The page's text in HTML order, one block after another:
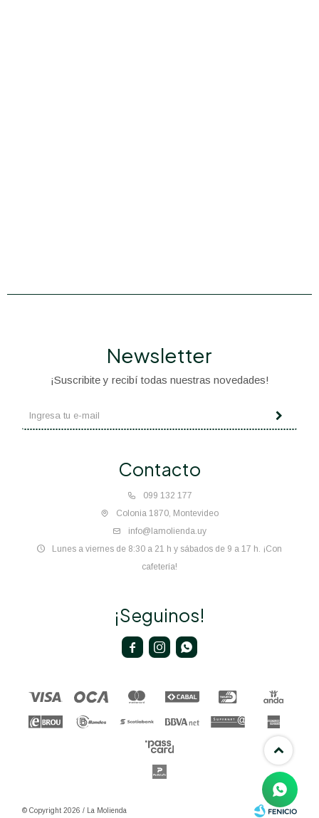
Contacto
099 132 177
Colonia 1870, Montevideo
info@lamolienda.uy
Lunes a viernes de 8:30 a 21 h y sábados de 9 a 17 h. ¡Con
cafetería!
Newsletter
¡Suscribite y recibí todas nuestras novedades!
¡Seguinos!
  
© Copyright 2026 / La Molienda